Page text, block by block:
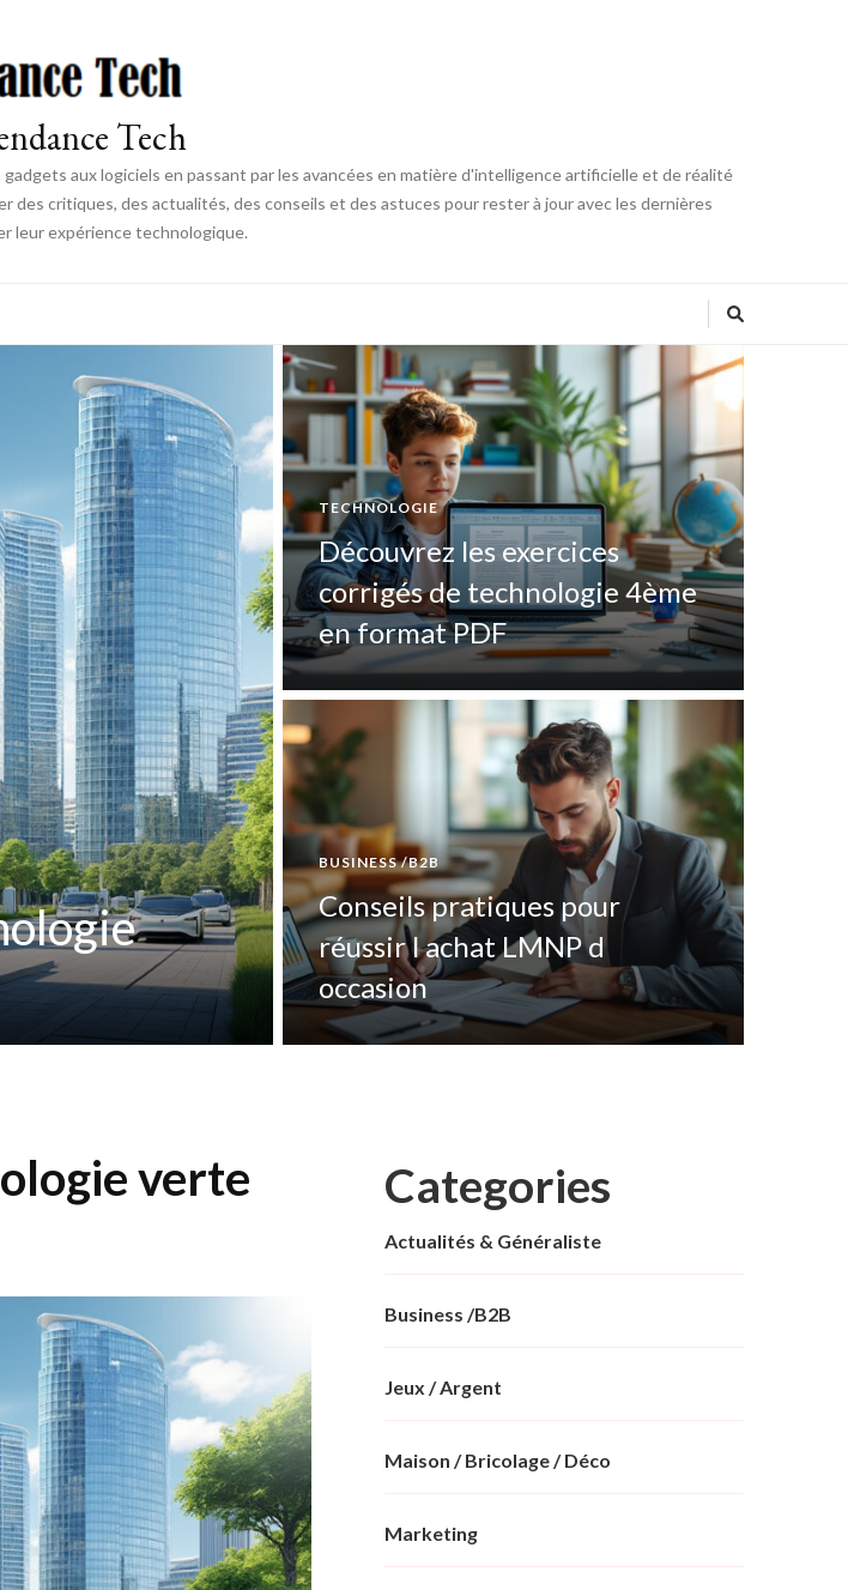
Tech
aux logiciels en passant par les avancées en matière d'intelligence artificielle et de réalité
critiques, des actualités, des conseils et des astuces pour rester à jour avec les dernières
leur expérience technologique.
TECHNOLOGIE
Découvrez les exercices
corrigés de technologie 4ème
en format PDF
BUSINESS /B2B
Conseils pratiques pour
réussir l achat LMNP d
occasion
verte
Categories
Actualités & Généraliste
Business /B2B
Jeux / Argent
Maison / Bricolage / Déco
Marketing